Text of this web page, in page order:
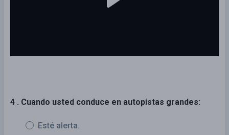
4 . Cuando usted conduce en autopistas grandes:
Esté alerta.